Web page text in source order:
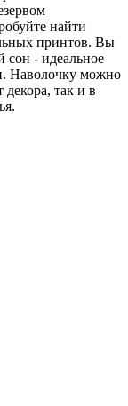
найти
принтов. Вы
сон - идеальное
Наволочку можно
декора, так и в